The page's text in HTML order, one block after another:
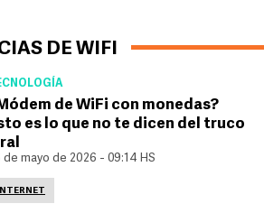
DE WIFI
de WiFi con monedas?
es lo que no te dicen del truco
de mayo de 2026 - 09:14 HS
INTERNET